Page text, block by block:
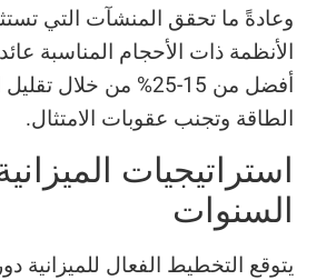
وعادةً ما تحقق المنشآت التي
الأنظمة ذات الأحجام المناسبة عائد
أفضل من 15-25% من خلال
الطاقة وتجنب عقوبات الامتثال.
استراتيجيات
السنوات
يتوقع التخطيط الفعال للميزانية